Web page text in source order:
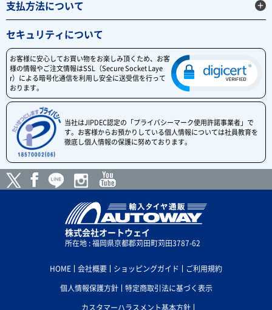
支払方法について
セキュリティについて
お客様に安心してお買い物をお楽しみ頂くため、お客
様の情報やご注文情報はSSL（Secure Socket Laye
r）による暗号化通信を利用し安全に送受信を行って
おります。
当社はJIPDEC認定の「プライバシーマーク使用許諾事業者」で
す。お客様からお預かりしている個人情報については社員教育を
徹底し個人情報の保護に努めております。
株式会社オートウェイ
所在地 : 福岡県京都郡苅田町苅田3787-62
HOME 会社概要 ショッピングガイド
ご利用規約
個人情報保護方針
特定商取引法に基づく表示